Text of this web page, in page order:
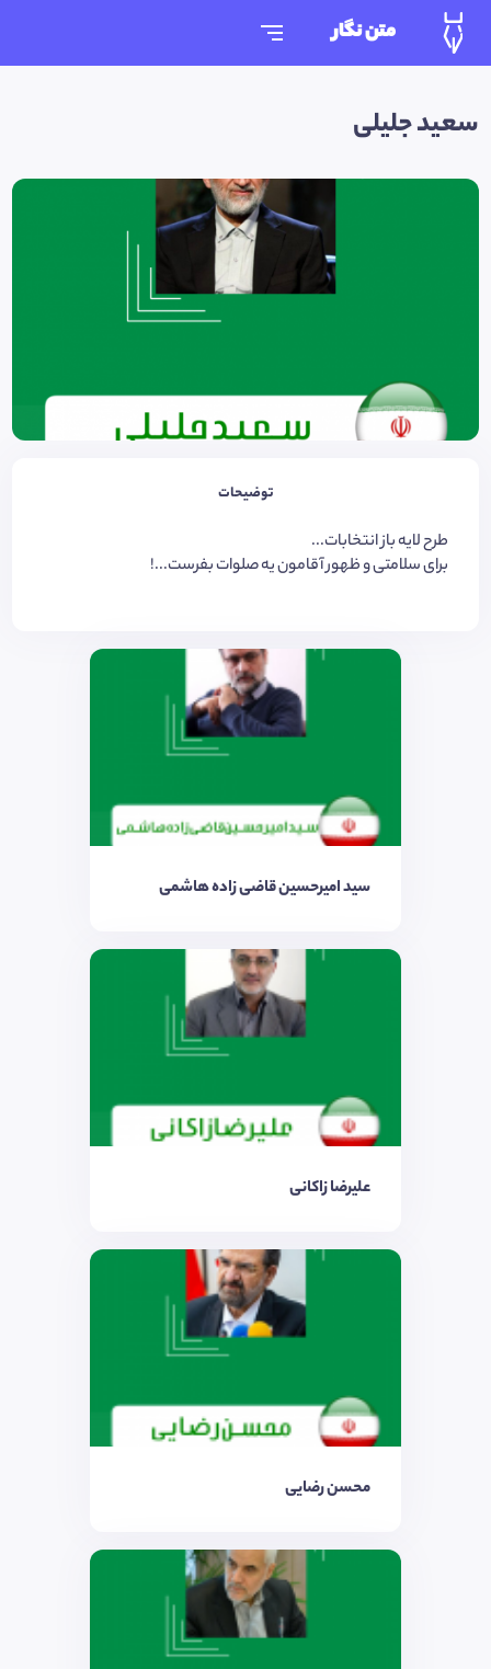
متن نگار
سعید جلیلی
توضیحات
طرح لایه باز انتخابات...
برای سلامتی و ظهور آقامون یه صلوات بفرست...!
سید امیرحسین قاضی زاده هاشمی
علیرضا زاکانی
محسن رضایی